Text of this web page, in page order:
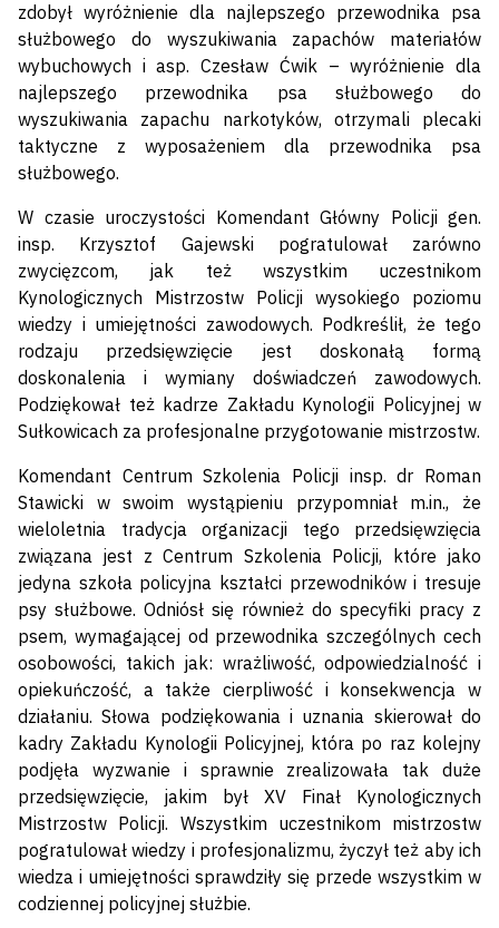
zdobył wyróżnienie dla najlepszego przewodnika psa
służbowego do wyszukiwania zapachów materiałów
wybuchowych i asp. Czesław Ćwik – wyróżnienie dla
najlepszego przewodnika psa służbowego do
wyszukiwania zapachu narkotyków, otrzymali plecaki
taktyczne z wyposażeniem dla przewodnika psa
służbowego.
W czasie uroczystości Komendant Główny Policji gen.
insp. Krzysztof Gajewski pogratulował zarówno
zwycięzcom, jak też wszystkim uczestnikom
Kynologicznych Mistrzostw Policji wysokiego poziomu
wiedzy i umiejętności zawodowych. Podkreślił, że tego
rodzaju przedsięwzięcie jest doskonałą formą
doskonalenia i wymiany doświadczeń zawodowych.
Podziękował też kadrze Zakładu Kynologii Policyjnej w
Sułkowicach za profesjonalne przygotowanie mistrzostw.
Komendant Centrum Szkolenia Policji insp. dr Roman
Stawicki w swoim wystąpieniu przypomniał m.in., że
wieloletnia tradycja organizacji tego przedsięwzięcia
związana jest z Centrum Szkolenia Policji, które jako
jedyna szkoła policyjna kształci przewodników i tresuje
psy służbowe. Odniósł się również do specyfiki pracy z
psem, wymagającej od przewodnika szczególnych cech
osobowości, takich jak: wrażliwość, odpowiedzialność i
opiekuńczość, a także cierpliwość i konsekwencja w
działaniu. Słowa podziękowania i uznania skierował do
kadry Zakładu Kynologii Policyjnej, która po raz kolejny
podjęła wyzwanie i sprawnie zrealizowała tak duże
przedsięwzięcie, jakim był XV Finał Kynologicznych
Mistrzostw Policji. Wszystkim uczestnikom mistrzostw
pogratulował wiedzy i profesjonalizmu, życzył też aby ich
wiedza i umiejętności sprawdziły się przede wszystkim w
codziennej policyjnej służbie.